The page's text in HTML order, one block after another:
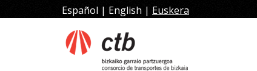
edukira
Español | English | Euskera